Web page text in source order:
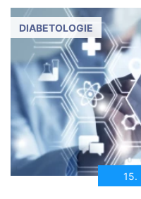
15.
DIABETOLOGIE